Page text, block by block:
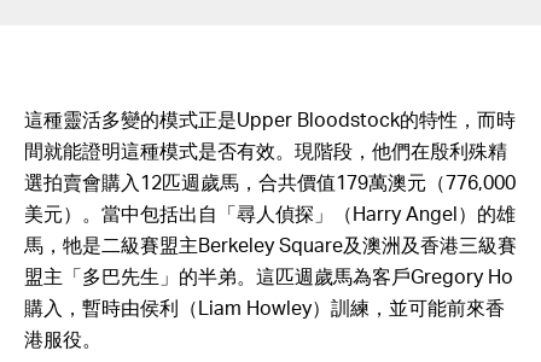
這種靈活多變的模式正是Upper Bloodstock的特性，而時
間就能證明這種模式是否有效。現階段，他們在殷利殊精
選拍賣會購入12匹週歲馬，合共價值179萬澳元（776,000
美元）。當中包括出自「尋人偵探」（Harry Angel）的雄
馬，牠是二級賽盟主Berkeley Square及澳洲及香港三級賽
盟主「多巴先生」的半弟。這匹週歲馬為客戶Gregory Ho
購入，暫時由侯利（Liam Howley）訓練，並可能前來香
港服役。